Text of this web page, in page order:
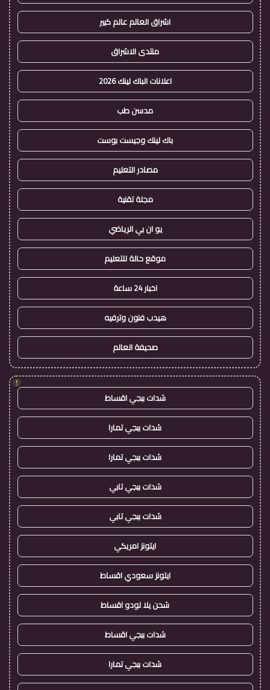
اشراق العالم عالم كبير
منتدى الاشراق
اعلانات الباك لينك 2026
مدسن طب
باك لينك وجيست بوست
مصادر التعليم
مجلة تقنية
يو ان بي الرياضي
موقع حالة للتعليم
اخبار 24 ساعة
هيدب فنون وترفيه
صحيفة العالم
!
شدات ببجي اقساط
شدات ببجي تمارا
شدات ببجي تمارا
شدات ببجي تابي
شدات ببجي تابي
ايتونز امريكي
ايتونز سعودي اقساط
شحن يلا لودو اقساط
شدات ببجي اقساط
شدات ببجي تمارا